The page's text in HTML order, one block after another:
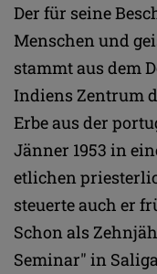
Der für seine
Menschen und
stammt aus dem
Indiens Zentrum
Erbe aus der
Jänner 1953 in
etlichen
steuerte auch er
Schon als
Seminar" in